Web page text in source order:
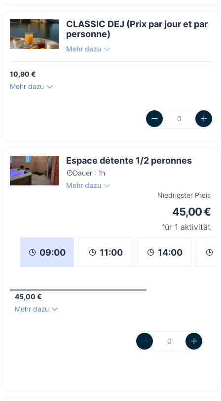
CLASSIC DEJ (Prix par jour et par
personne)
Mehr dazu
10,90 €
Mehr dazu
Espace détente 1/2 peronnes
Dauer : 1h
Mehr dazu
Niedrigster Preis
45,00 €
für 1 aktivität
09:00 11:00 14:00
45,00 €
Mehr dazu